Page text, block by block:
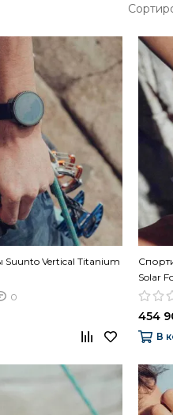
Vertical Titanium
0
Solar
454
В